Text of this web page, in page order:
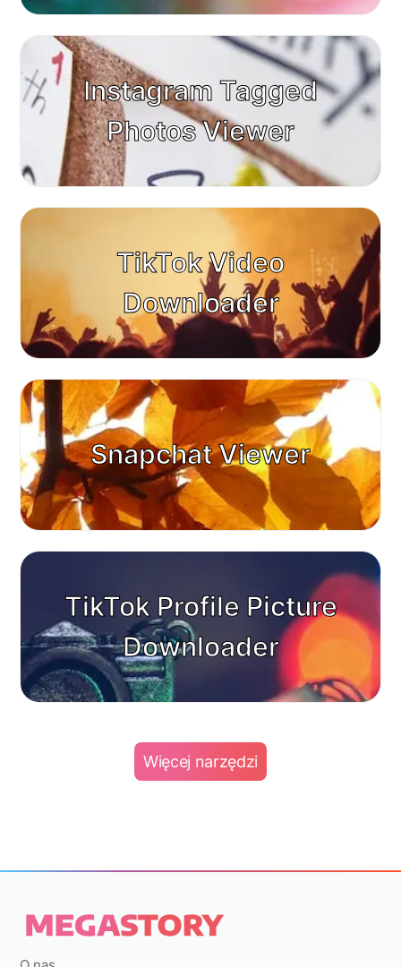
Instagram Tagged
Photos Viewer
TikTok Video
Downloader
Snapchat Viewer
TikTok Profile Picture
Downloader
Więcej narzędzi